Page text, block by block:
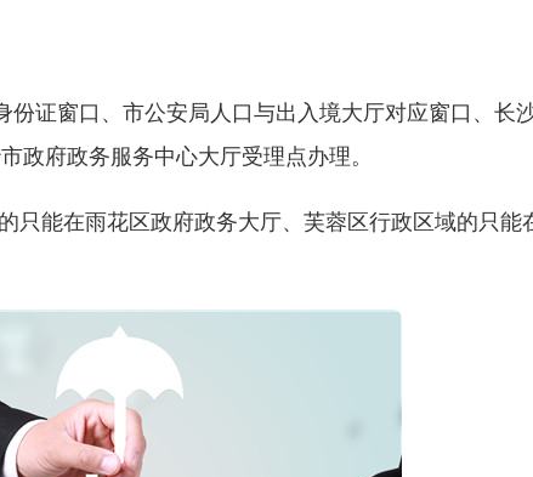
份证窗口、市公安局人口与出入境大厅对应窗口、长
政府政务服务中心大厅受理点办理。
只能在雨花区政府政务大厅、芙蓉区行政区域的只能